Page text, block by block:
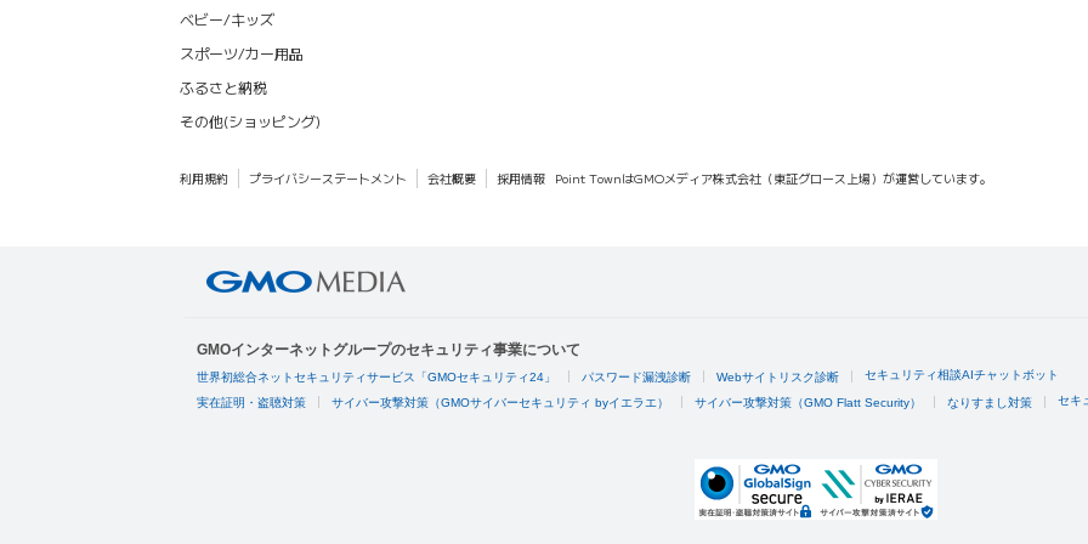
ベビー/キッズ
スポーツ/カー用品
ふるさと納税
その他(ショッピング)
利用規約 プライバシーステートメント 会社概要 採用情報 Point TownはGMOメディア株式会社（東証グロース上場）が運営しています。
GMOインターネットグループのセキュリティ事業について
世界初総合ネットセキュリティサービス「GMOセキュリティ24」 パスワード漏洩診断 Webサイトリスク診断 セキュリティ相談AIチャットボット
実在証明・盗聴対策 サイバー攻撃対策（GMOサイバーセキュリティ byイエラエ） サイバー攻撃対策（GMO Flatt Security） なりすまし対策 セキ